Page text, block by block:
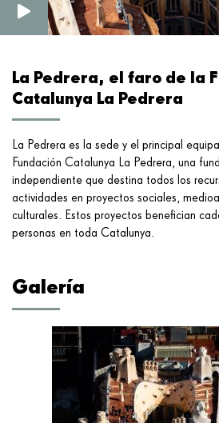
La Pedrera, el faro de la
Catalunya La Pedrera
La Pedrera es la sede y el principal
Fundación Catalunya La Pedrera, una
independiente que destina todos los
actividades en proyectos sociales,
culturales. Estos proyectos benefician
personas en toda Catalunya.
Galería